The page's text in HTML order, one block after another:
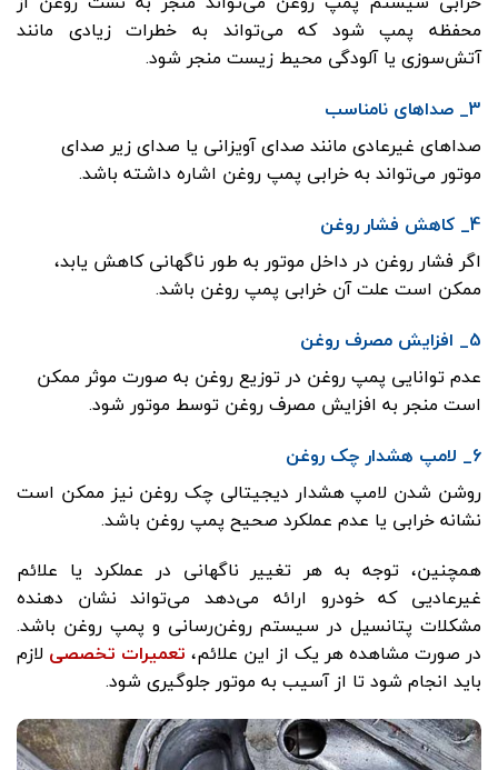
محفظه پمپ شود که می‌تواند به خطرات زیادی مانند
آتش‌سوزی یا آلودگی محیط زیست منجر شود.
3_ صداهای نامناسب
صداهای غیرعادی مانند صدای آویزانی یا صدای زیر صدای
موتور می‌تواند به خرابی پمپ روغن اشاره داشته باشد.
4_ کاهش فشار روغن
اگر فشار روغن در داخل موتور به طور ناگهانی کاهش یابد،
ممکن است علت آن خرابی پمپ روغن باشد.
5_ افزایش مصرف روغن
عدم توانایی پمپ روغن در توزیع روغن به صورت موثر ممکن
است منجر به افزایش مصرف روغن توسط موتور شود.
6_ لامپ هشدار چک روغن
روشن شدن لامپ هشدار دیجیتالی چک روغن نیز ممکن است
نشانه خرابی یا عدم عملکرد صحیح پمپ روغن باشد.
همچنین، توجه به هر تغییر ناگهانی در عملکرد یا علائم
غیرعادیی که خودرو ارائه می‌دهد می‌تواند نشان دهنده
مشکلات پتانسیل در سیستم روغن‌رسانی و پمپ روغن باشد.
در صورت مشاهده هر یک از این علائم، تعمیرات تخصصی لازم
باید انجام شود تا از آسیب به موتور جلوگیری شود.